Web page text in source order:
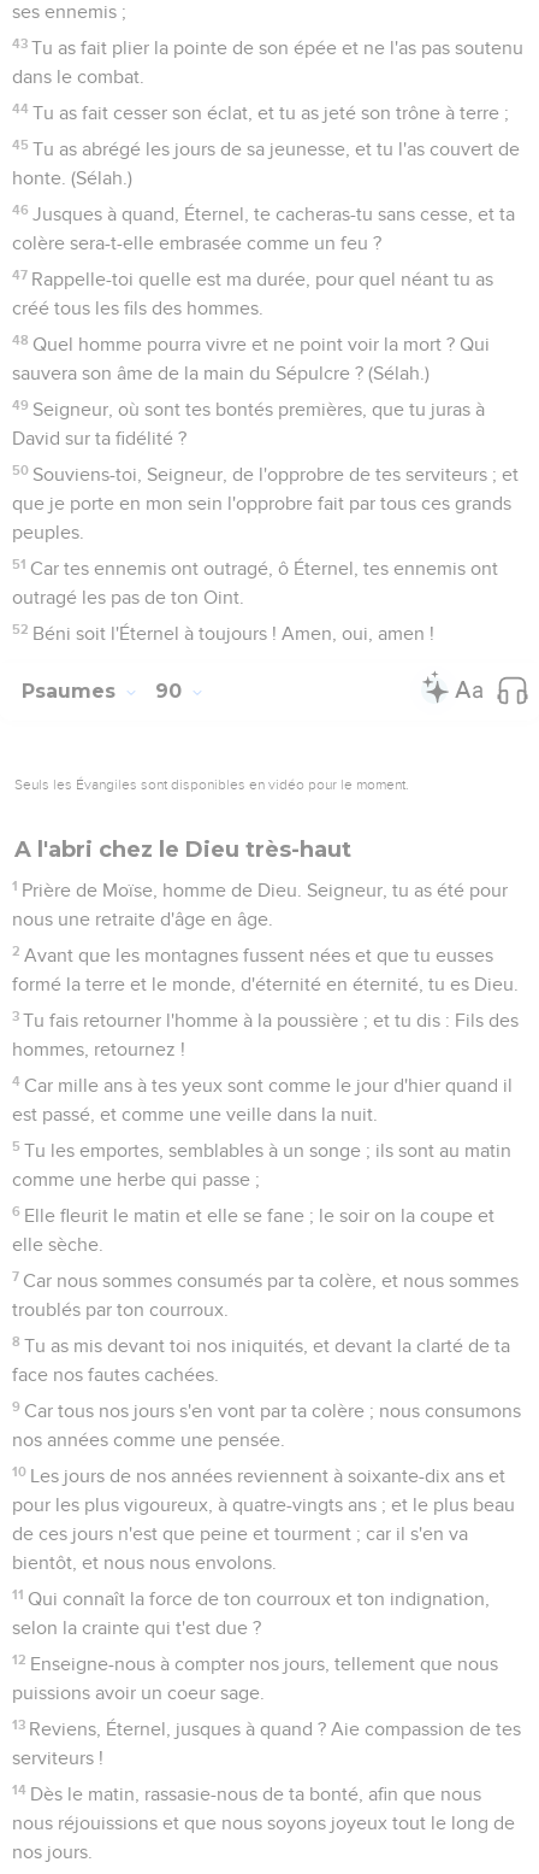
ses ennemis ;
43 Tu as fait plier la pointe de son épée et ne l'as pas soutenu
dans le combat.
44 Tu as fait cesser son éclat, et tu as jeté son trône à terre ;
45 Tu as abrégé les jours de sa jeunesse, et tu l'as couvert de
honte. (Sélah.)
46 Jusques à quand, Éternel, te cacheras-tu sans cesse, et ta
colère sera-t-elle embrasée comme un feu ?
47 Rappelle-toi quelle est ma durée, pour quel néant tu as
créé tous les fils des hommes.
48 Quel homme pourra vivre et ne point voir la mort ? Qui
sauvera son âme de la main du Sépulcre ? (Sélah.)
49 Seigneur, où sont tes bontés premières, que tu juras à
David sur ta fidélité ?
50 Souviens-toi, Seigneur, de l'opprobre de tes serviteurs ; et
que je porte en mon sein l'opprobre fait par tous ces grands
peuples.
51 Car tes ennemis ont outragé, ô Éternel, tes ennemis ont
outragé les pas de ton Oint.
52 Béni soit l'Éternel à toujours ! Amen, oui, amen !
Psaumes 90
Seuls les Évangiles sont disponibles en vidéo pour le moment.
A l'abri chez le Dieu très-haut
1 Prière de Moïse, homme de Dieu. Seigneur, tu as été pour
nous une retraite d'âge en âge.
2 Avant que les montagnes fussent nées et que tu eusses
formé la terre et le monde, d'éternité en éternité, tu es Dieu.
3 Tu fais retourner l'homme à la poussière ; et tu dis : Fils des
hommes, retournez !
4 Car mille ans à tes yeux sont comme le jour d'hier quand il
est passé, et comme une veille dans la nuit.
5 Tu les emportes, semblables à un songe ; ils sont au matin
comme une herbe qui passe ;
6 Elle fleurit le matin et elle se fane ; le soir on la coupe et
elle sèche.
7 Car nous sommes consumés par ta colère, et nous sommes
troublés par ton courroux.
8 Tu as mis devant toi nos iniquités, et devant la clarté de ta
face nos fautes cachées.
9 Car tous nos jours s'en vont par ta colère ; nous consumons
nos années comme une pensée.
10 Les jours de nos années reviennent à soixante-dix ans et
pour les plus vigoureux, à quatre-vingts ans ; et le plus beau
de ces jours n'est que peine et tourment ; car il s'en va
bientôt, et nous nous envolons.
11 Qui connaît la force de ton courroux et ton indignation,
selon la crainte qui t'est due ?
12 Enseigne-nous à compter nos jours, tellement que nous
puissions avoir un coeur sage.
13 Reviens, Éternel, jusques à quand ? Aie compassion de tes
serviteurs !
14 Dès le matin, rassasie-nous de ta bonté, afin que nous
nous réjouissions et que nous soyons joyeux tout le long de
nos jours.